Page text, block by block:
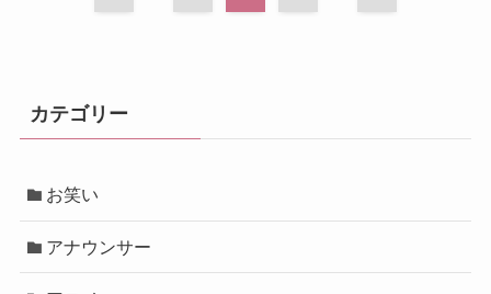
カテゴリー
お笑い
アナウンサー